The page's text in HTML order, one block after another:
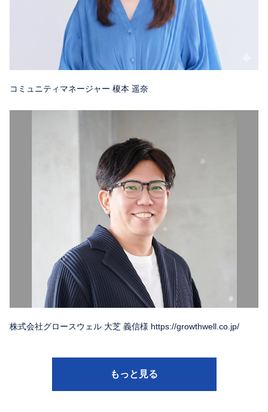
コミュニティマネージャー 榎本 遥奈
株式会社グロースウェル 大芝 義信様 https://growthwell.co.jp/
もっと見る